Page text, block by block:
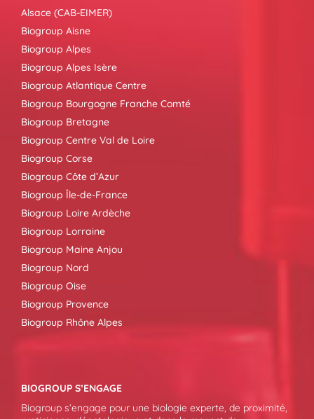
Alsace (CAB-EIMER)
Biogroup Aisne
Biogroup Alpes
Biogroup Alpes Isère
Biogroup Atlantique Centre
Biogroup Bourgogne Franche Comté
Biogroup Bretagne
Biogroup Centre Val de Loire
Biogroup Corse
Biogroup Côte d’Azur
Biogroup Île-de-France
Biogroup Loire Ardèche
Biogroup Lorraine
Biogroup Maine Anjou
Biogroup Nord
Biogroup Oise
Biogroup Provence
Biogroup Rhône Alpes
BIOGROUP S’ENGAGE
Biogroup s’engage pour une biologie experte, de proximité,